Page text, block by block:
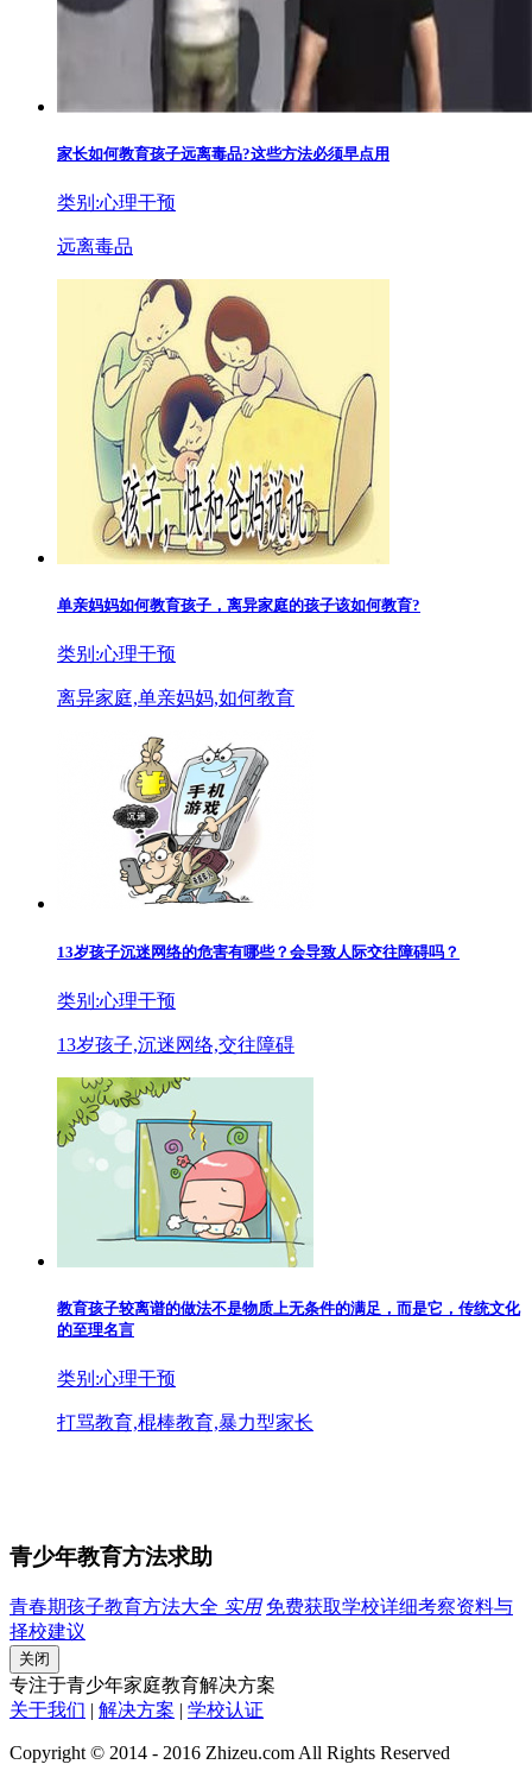
家长如何教育孩子远离毒品?这些方法必须早点用
类别:心理干预
远离毒品
单亲妈妈如何教育孩子，离异家庭的孩子该如何教育?
类别:心理干预
离异家庭,单亲妈妈,如何教育
13岁孩子沉迷网络的危害有哪些？会导致人际交往障碍吗？
类别:心理干预
13岁孩子,沉迷网络,交往障碍
教育孩子较离谱的做法不是物质上无条件的满足，而是它，传统文化
的至理名言
类别:心理干预
打骂教育,棍棒教育,暴力型家长
青少年教育方法求助
青春期孩子教育方法大全 实用 免费获取学校详细考察资料与
择校建议
关闭
专注于青少年家庭教育解决方案
关于我们 | 解决方案 | 学校认证
Copyright © 2014 - 2016 Zhizeu.com All Rights Reserved